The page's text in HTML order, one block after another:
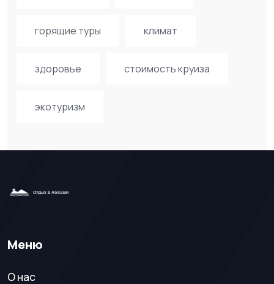
горящие туры климат
здоровье стоимость круиза
экотуризм
Меню
О нас